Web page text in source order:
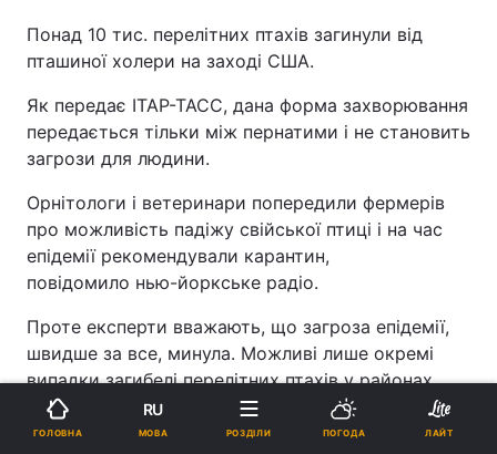
Понад 10 тис. перелітних птахів загинули від
пташиної холери на заході США.
Як передає ІТАР-ТАСС, дана форма захворювання
передається тільки між пернатими і не становить
загрози для людини.
Орнітологи і ветеринари попередили фермерів
про можливість падіжу свійської птиці і на час
епідемії рекомендували карантин,
повідомило нью-йоркське радіо.
Проте експерти вважають, що загроза епідемії,
швидше за все, минула. Можливі лише окремі
випадки загибелі перелітних птахів у районах
боліт і лісових озер, де вони гніздяться в
шлюбний період навесні. Цю територію площею
ГОЛОВНА
RU
МОВА РОЗДІЛИ ПОГОДА ЛАЙТ